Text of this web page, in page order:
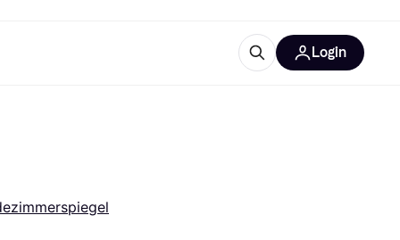
Login